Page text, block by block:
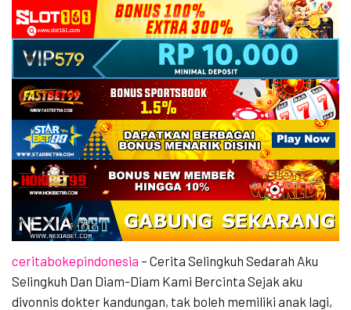
ceritabokepindonesia – Cerita Selingkuh Sedarah Aku
Selingkuh Dan Diam-Diam Kami Bercinta Sejak aku
divonnis dokter kandungan, tak boleh memiliki anak lagi,